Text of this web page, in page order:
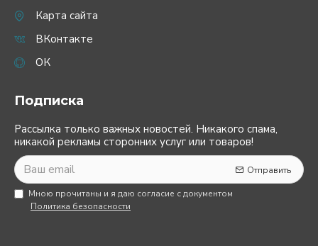
Карта сайта
ВКонтакте
ОК
Подписка
Рассылка только важных новостей. Никакого спама,
никакой рекламы сторонних услуг или товаров!
Отправить
Мною прочитаны и я даю согласие с документом
Политика безопасности